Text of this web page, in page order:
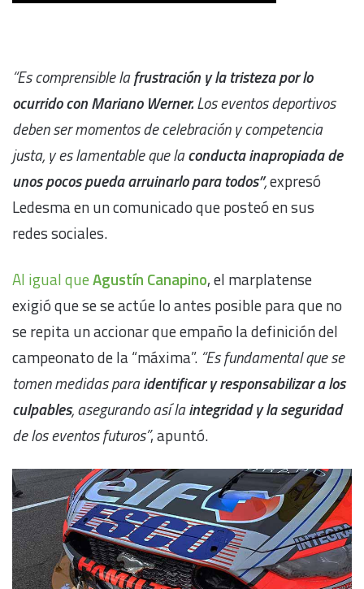
“Es comprensible lafrustración y la tristeza por lo
ocurrido con Mariano Werner.Los eventos deportivos
deben ser momentos de celebración y competencia
justa, y es lamentable que laconducta inapropiada de
unos pocos pueda arruinarlo para todos”,expresó
Ledesma en un comunicado que posteó en sus
redes sociales.
Al igual queAgustín Canapino, el marplatense
exigió que se se actúe lo antes posible para que no
se repita un accionar que empaño la definición del
campeonato de la “máxima”. “Es fundamental que se
tomen medidas paraidentificar y responsabilizar a los
culpables, asegurando así laintegridad y la seguridad
de los eventos futuros”, apuntó.